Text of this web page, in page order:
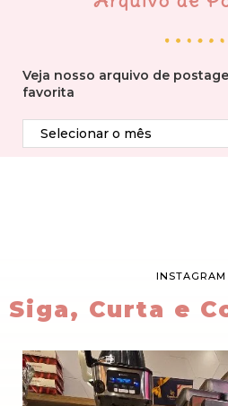
Veja nosso arquivo de
favorita
INSTAGRAM
Siga, Curta e